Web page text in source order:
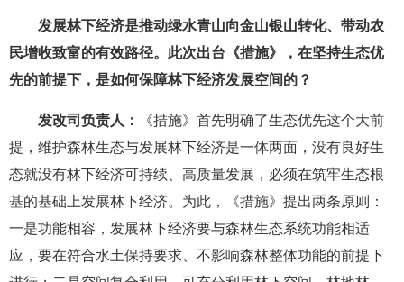
发展林下经济是推动绿水青山向金山银山转化、带动农
民增收致富的有效路径。此次出台《措施》，在坚持生态优
先的前提下，是如何保障林下经济发展空间的？
发改司负责人：
《措施》首先明确了生态优先这个大前
提，维护森林生态与发展林下经济是一体两面，没有良好生
态就没有林下经济可持续、高质量发展，必须在筑牢生态根
基的基础上发展林下经济。为此，《措施》提出两条原则：
一是功能相容，发展林下经济要与森林生态系统功能相适
应，要在符合水土保持要求、不影响森林整体功能的前提下